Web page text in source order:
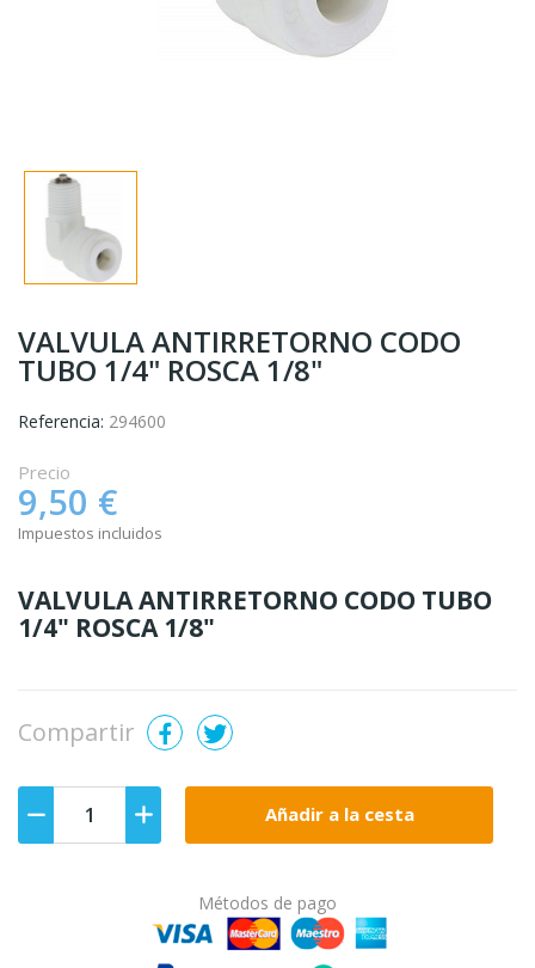
VALVULA ANTIRRETORNO CODO
TUBO 1/4" ROSCA 1/8"
Referencia: 294600
Precio
9,50 €
Impuestos incluidos
VALVULA ANTIRRETORNO CODO TUBO
1/4" ROSCA 1/8"
Compartir
Añadir a la cesta
Métodos de pago